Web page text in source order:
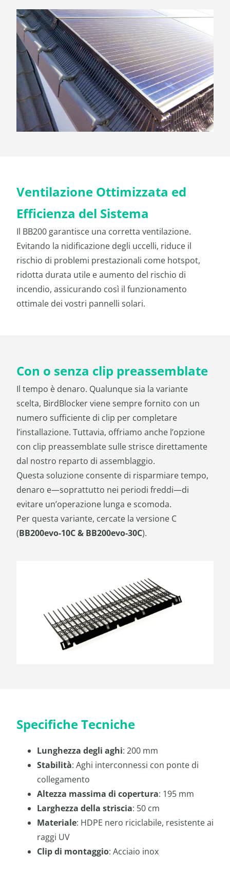
Ventilazione Ottimizzata ed
Efficienza del Sistema
Il BB200 garantisce una corretta ventilazione.
Evitando la nidificazione degli uccelli, riduce il
rischio di problemi prestazionali come hotspot,
ridotta durata utile e aumento del rischio di
incendio, assicurando così il funzionamento
ottimale dei vostri pannelli solari.
Con o senza clip preassemblate
Il tempo è denaro. Qualunque sia la variante
scelta, BirdBlocker viene sempre fornito con un
numero sufficiente di clip per completare
l’installazione. Tuttavia, offriamo anche l’opzione
con clip preassemblate sulle strisce direttamente
dal nostro reparto di assemblaggio.
Questa soluzione consente di risparmiare tempo,
denaro e—soprattutto nei periodi freddi—di
evitare un’operazione lunga e scomoda.
Per questa variante, cercate la versione C
(BB200evo-10C & BB200evo-30C).
Specifiche Tecniche
Lunghezza degli aghi: 200 mm
Stabilità: Aghi interconnessi con ponte di
collegamento
Altezza massima di copertura: 195 mm
Larghezza della striscia: 50 cm
Materiale: HDPE nero riciclabile, resistente ai
raggi UV
Clip di montaggio: Acciaio inox